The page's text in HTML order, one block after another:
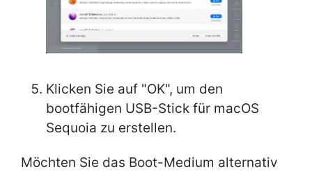
Klicken Sie auf "OK", um den
bootfähigen USB-Stick für macOS
Sequoia zu erstellen.
Möchten Sie das Boot-Medium alternativ